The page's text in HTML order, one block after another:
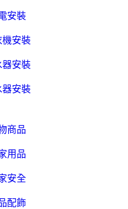
安裝
機安裝
器安裝
器安裝
商品
用品
安全
配飾